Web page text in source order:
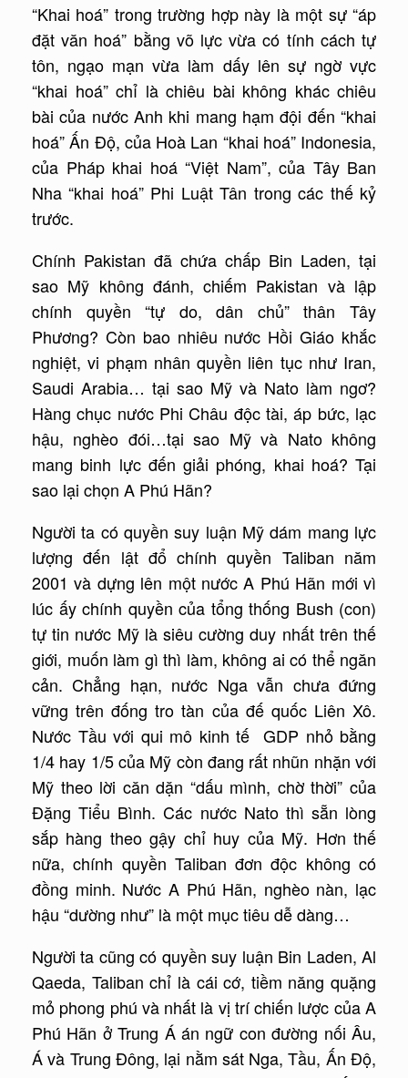
“Khai hoá” trong trường hợp này là một sự “áp
đặt văn hoá” bằng võ lực vừa có tính cách tự
tôn, ngạo mạn vừa làm dấy lên sự ngờ vực
“khai hoá” chỉ là chiêu bài không khác chiêu
bài của nước Anh khi mang hạm đội đến “khai
hoá” Ấn Độ, của Hoà Lan “khai hoá” Indonesia,
của Pháp khai hoá “Việt Nam”, của Tây Ban
Nha “khai hoá” Phi Luật Tân trong các thế kỷ
trước.
Chính Pakistan đã chứa chấp Bin Laden, tại
sao Mỹ không đánh, chiếm Pakistan và lập
chính quyền “tự do, dân chủ” thân Tây
Phương? Còn bao nhiêu nước Hồi Giáo khắc
nghiệt, vi phạm nhân quyền liên tục như Iran,
Saudi Arabia… tại sao Mỹ và Nato làm ngơ?
Hàng chục nước Phi Châu độc tài, áp bức, lạc
hậu, nghèo đói…tại sao Mỹ và Nato không
mang binh lực đến giải phóng, khai hoá? Tại
sao lại chọn A Phú Hãn?
Người ta có quyền suy luận Mỹ dám mang lực
lượng đến lật đổ chính quyền Taliban năm
2001 và dựng lên một nước A Phú Hãn mới vì
lúc ấy chính quyền của tổng thống Bush (con)
tự tin nước Mỹ là siêu cường duy nhất trên thế
giới, muốn làm gì thì làm, không ai có thể ngăn
cản. Chẳng hạn, nước Nga vẫn chưa đứng
vững trên đống tro tàn của đế quốc Liên Xô.
Nước Tầu với qui mô kinh tế GDP nhỏ bằng
1/4 hay 1/5 của Mỹ còn đang rất nhũn nhặn với
Mỹ theo lời căn dặn “dấu mình, chờ thời” của
Đặng Tiểu Bình. Các nước Nato thì sẵn lòng
sắp hàng theo gậy chỉ huy của Mỹ. Hơn thế
nữa, chính quyền Taliban đơn độc không có
đồng minh. Nước A Phú Hãn, nghèo nàn, lạc
hậu “dường như” là một mục tiêu dễ dàng…
Người ta cũng có quyền suy luận Bin Laden, Al
Qaeda, Taliban chỉ là cái cớ, tiềm năng quặng
mỏ phong phú và nhất là vị trí chiến lược của A
Phú Hãn ở Trung Á án ngữ con đường nối Âu,
Á và Trung Đông, lại nằm sát Nga, Tầu, Ấn Độ,